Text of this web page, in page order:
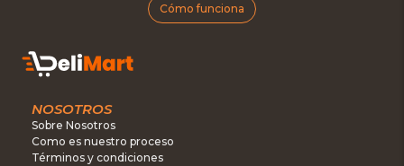
Cómo funciona
NOSOTROS
Sobre Nosotros
Como es nuestro proceso
Términos y condiciones